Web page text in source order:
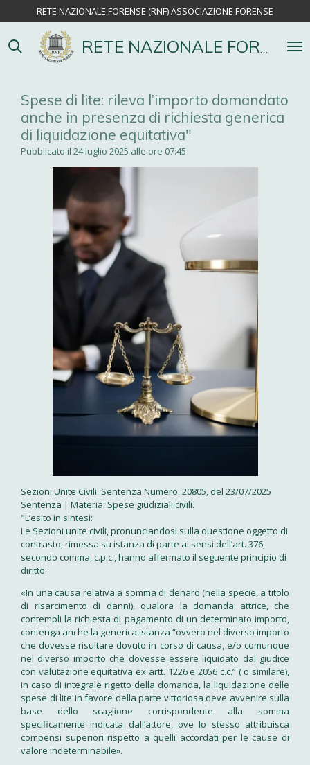
contenuto
principale
RETE NAZIONALE FORENSE
RETE NAZIONALE FORENSE (RNF) ASSOCIAZIONE FORENSE
Spese di lite: rileva l’importo domandato
anche in presenza di richiesta generica
di liquidazione equitativa"
Pubblicato il 24 luglio 2025 alle ore 07:45
Sezioni Unite Civili. Sentenza Numero: 20805, del 23/07/2025
Sentenza | Materia: Spese giudiziali civili.
"L’esito in sintesi:
Le Sezioni unite civili, pronunciandosi sulla questione oggetto di
contrasto, rimessa su istanza di parte ai sensi dell’art. 376,
secondo comma, c.p.c., hanno affermato il seguente principio di
diritto:
«In una causa relativa a somma di denaro (nella specie, a titolo
di risarcimento di danni), qualora la domanda attrice, che
contempli la richiesta di pagamento di un determinato importo,
contenga anche la generica istanza “ovvero nel diverso importo
che dovesse risultare dovuto in corso di causa, e/o comunque
nel diverso importo che dovesse essere liquidato dal giudice
con valutazione equitativa ex artt. 1226 e 2056 c.c.” ( o similare),
in caso di integrale rigetto della domanda, la liquidazione delle
spese di lite in favore della parte vittoriosa deve avvenire sulla
base dello scaglione corrispondente alla somma
specificamente indicata dall’attore, ove lo stesso attribuisca
compensi superiori rispetto a quelli accordati per le cause di
valore indeterminabile».